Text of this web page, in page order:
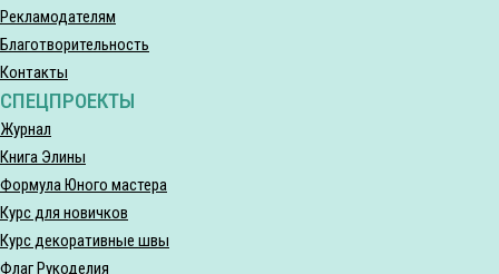
Рекламодателям
Благотворительность
Контакты
СПЕЦПРОЕКТЫ
Журнал
Книга Элины
Формула Юного мастера
Курс для новичков
Курс декоративные швы
Флаг Рукоделия